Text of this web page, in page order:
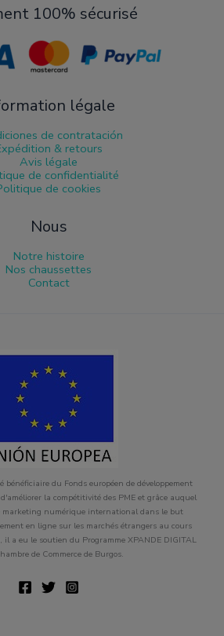
100% sécurisé
légale
de contratación
& retours
Avis légale
de confidentialité
de cookies
Nous
Notre histoire
Nos chaussettes
Contact
bénéficiaire du Fonds européen de développement
la compétitivité des PME et grâce auquel
marketing numérique international dans le but
en ligne sur les marchés étrangers au cours
il a eu le soutien du Programme XPANDE DIGITAL
de Commerce de Burgos.